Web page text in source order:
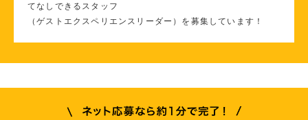
てなしできるスタッフ
（ゲストエクスペリエンスリーダー）を募集しています！